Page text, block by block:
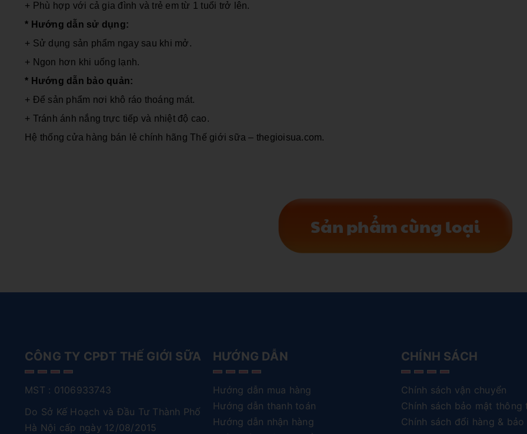
+ Phù hợp với cả gia đình và trẻ em từ 1 tuổi trở lên.
* Hướng dẫn sử dụng:
+ Sử dụng sản phẩm ngay sau khi mở.
+ Ngon hơn khi uống lạnh.
* Hướng dẫn bảo quản:
+ Để sản phẩm nơi khô ráo thoáng mát.
+ Tránh ánh nắng trực tiếp và nhiệt độ cao.
Hệ thống cửa hàng bán lẻ chính hãng Thế giới sữa – thegioisua.com.
Sản phẩm cùng loại
CÔNG TY CPĐT THẾ GIỚI SỮA
MST : 0106933743
Do Sở Kế Hoạch và Đầu Tư Thành Phố
Hà Nội cấp ngày 12/08/2015
HƯỚNG DẪN
Hướng dẫn mua hàng
Hướng dẫn thanh toán
Hướng dẫn nhận hàng
CHÍNH SÁCH
Chính sách vận chuyển
Chính sách bảo mật thông
Chính sách đổi hàng & bảo